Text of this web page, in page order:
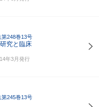
第248巻13号
究と臨床
年3月発行
第245巻13号